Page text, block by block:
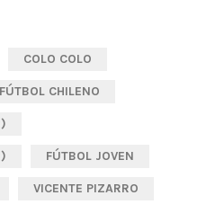
COLO COLO
FÚTBOL CHILENO
FÚTBOL JOVEN
VICENTE PIZARRO